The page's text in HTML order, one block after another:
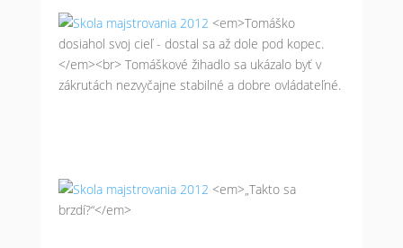
<em>Tomáško
dosiahol svoj cieľ - dostal sa až dole pod kopec.
</em><br> Tomáškové žihadlo sa ukázalo byť v
zákrutách nezvyčajne stabilné a dobre ovládateľné.
<em>„Takto sa
brzdí?“</em>